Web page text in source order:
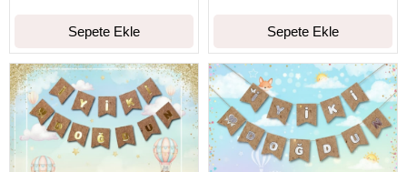
Sepete Ekle Sepete Ekle